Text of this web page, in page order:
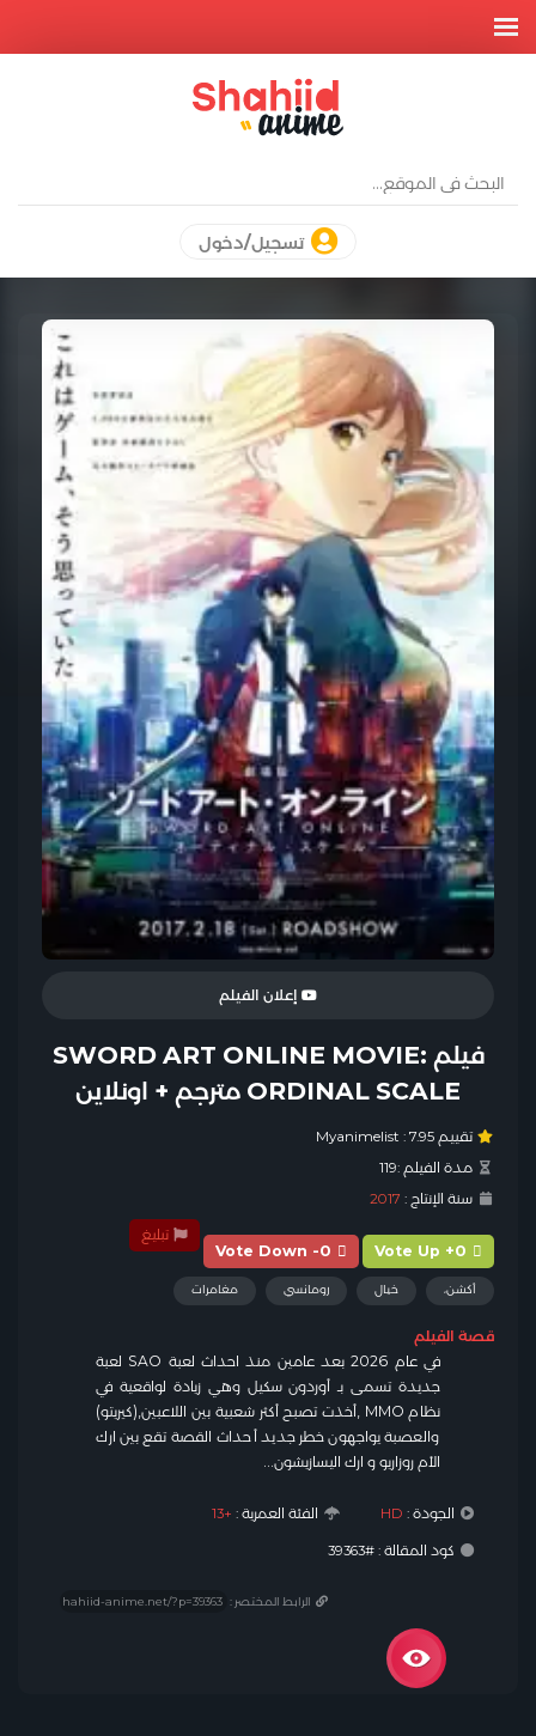
تسجيل/دخول
إعلان الفيلم
فيلم SWORD ART ONLINE MOVIE:
ORDINAL SCALE مترجم + اونلاين
تقييم Myanimelist :7.95
مدة الفيلم :119
سنة الإنتاج : 2017
Vote Up +0
Vote Down -0
تبليغ
أكشن، خيال رومانسي مغامرات
قصة الفيلم
في عام 2026 بعد عامين منذ احداث لعبة SAO لعبة
جديدة تسمى بـ أوردون سكيل وهي زيادة لواقعية في
نظام MMO ,أخذت تصبح أكثر شعبية بين اللاعبين,(كيريتو)
والعصبة يواجهون خطر جديد أحداث القصة تقع بين ارك
الأم روزاريو و ارك اليسازيشون…
الجودة : HD الفئة العمرية : +13
كود المقالة : #39363
الرابط المختصر :